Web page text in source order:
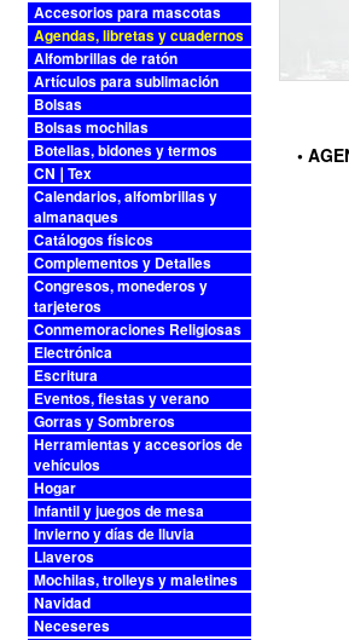
Accesorios para mascotas
Agendas, libretas y cuadernos
Alfombrillas de ratón
Artículos para sublimación
Bolsas
Bolsas mochilas
Botellas, bidones y termos
CN❘Tex
Calendarios, alfombrillas y
almanaques
Catálogos físicos
Complementos y Detalles
Congresos, monederos y
tarjeteros
Conmemoraciones Religiosas
Electrónica
Escritura
Eventos, fiestas y verano
Gorras y Sombreros
Herramientas y accesorios de
vehículos
Hogar
Infantil y juegos de mesa
Invierno y días de lluvia
Llaveros
Mochilas, trolleys y maletines
Navidad
Neceseres
•